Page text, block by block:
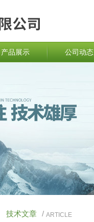
产品展示 公司动态
技术文章 / ARTICLE